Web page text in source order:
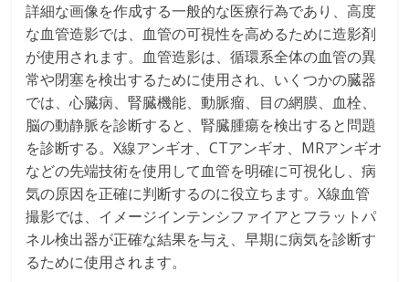
詳細な画像を作成する一般的な医療行為であり、高度
な血管造影では、血管の可視性を高めるために造影剤
が使用されます。血管造影は、循環系全体の血管の異
常や閉塞を検出するために使用され、いくつかの臓器
では、心臓病、腎臓機能、動脈瘤、目の網膜、血栓、
脳の動静脈を診断すると、腎臓腫瘍を検出すると問題
を診断する。X線アンギオ、CTアンギオ、MRアンギオ
などの先端技術を使用して血管を明確に可視化し、病
気の原因を正確に判断するのに役立ちます。X線血管
撮影では、イメージインテンシファイアとフラットパ
ネル検出器が正確な結果を与え、早期に病気を診断す
るために使用されます。